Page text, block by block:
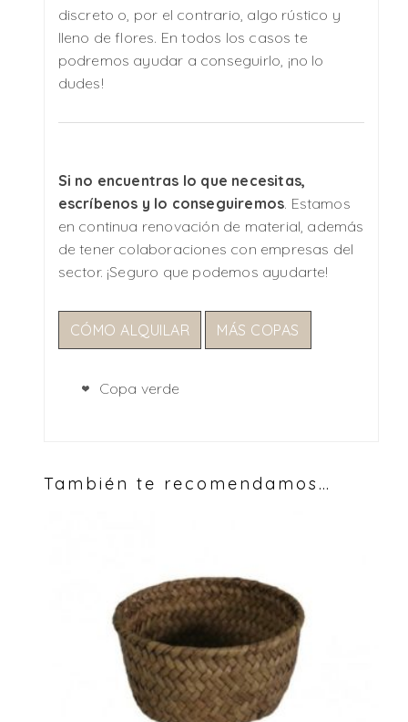
discreto o, por el contrario, algo rústico y
lleno de flores. En todos los casos te
podremos ayudar a conseguirlo, ¡no lo
dudes!
Si no encuentras lo que necesitas,
escríbenos y lo conseguiremos. Estamos
en continua renovación de material, además
de tener colaboraciones con empresas del
sector. ¡Seguro que podemos ayudarte!
CÓMO ALQUILAR MÁS COPAS
Copa verde
También te recomendamos…